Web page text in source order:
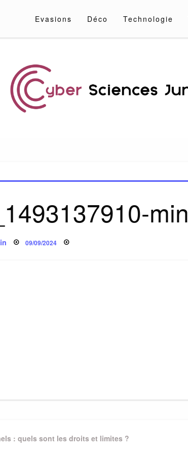
Evasions Déco Technologie
min
Posted
on
09/09/2024
: quels sont les droits et limites ?